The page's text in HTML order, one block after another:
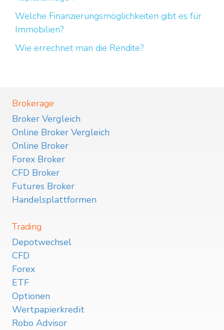
Welche Finanzierungsmöglichkeiten gibt es für
Immobilien?
Wie errechnet man die Rendite?
Brokerage
Broker Vergleich
Online Broker Vergleich
Online Broker
Forex Broker
CFD Broker
Futures Broker
Handelsplattformen
Trading
Depotwechsel
CFD
Forex
ETF
Optionen
Wertpapierkredit
Robo Advisor